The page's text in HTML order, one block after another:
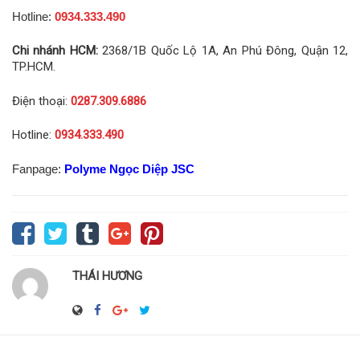
Hotline: 0934.333.490
Chi nhánh HCM:2368/1B Quốc Lộ 1A, An Phú Đông, Quận 12,
TP.HCM.
Điện thoại: 0287.309.6886
Hotline: 0934.333.490
Fanpage: Polyme Ngọc Diệp JSC
THÁI HƯƠNG